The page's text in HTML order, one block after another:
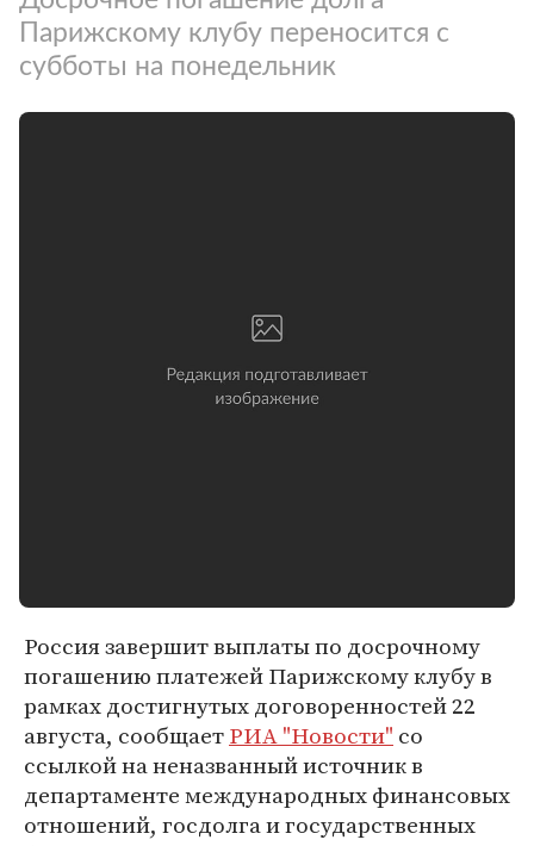
Парижскому клубу переносится с
субботы на понедельник
Россия завершит выплаты по досрочному
погашению платежей Парижскому клубу в
рамках достигнутых договоренностей 22
августа, сообщаетРИА "Новости" со
ссылкой на неназванный источник в
департаменте международных финансовых
отношений, госдолга и государственных